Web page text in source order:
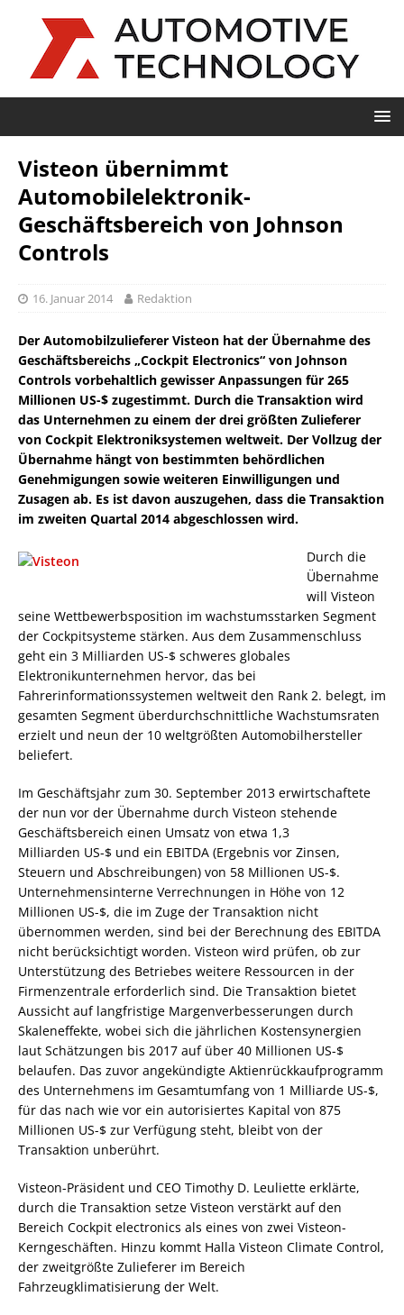
Visteon übernimmt
Automobilelektronik-
Geschäftsbereich von Johnson
Controls
16. Januar 2014 Redaktion
Der Automobilzulieferer Visteon hat der Übernahme des
Geschäftsbereichs „Cockpit Electronics“ von Johnson
Controls vorbehaltlich gewisser Anpassungen für 265
Millionen US-$ zugestimmt. Durch die Transaktion wird
das Unternehmen zu einem der drei größten Zulieferer
von Cockpit Elektroniksystemen weltweit. Der Vollzug der
Übernahme hängt von bestimmten behördlichen
Genehmigungen sowie weiteren Einwilligungen und
Zusagen ab. Es ist davon auszugehen, dass die Transaktion
im zweiten Quartal 2014 abgeschlossen wird.
Durch die
Übernahme
will Visteon
seine Wettbewerbsposition im wachstumsstarken Segment
der Cockpitsysteme stärken. Aus dem Zusammenschluss
geht ein 3 Milliarden US-$ schweres globales
Elektronikunternehmen hervor, das bei
Fahrerinformationssystemen weltweit den Rank 2. belegt, im
gesamten Segment überdurchschnittliche Wachstumsraten
erzielt und neun der 10 weltgrößten Automobilhersteller
beliefert.
Im Geschäftsjahr zum 30. September 2013 erwirtschaftete
der nun vor der Übernahme durch Visteon stehende
Geschäftsbereich einen Umsatz von etwa 1,3
Milliarden US-$ und ein EBITDA (Ergebnis vor Zinsen,
Steuern und Abschreibungen) von 58 Millionen US-$.
Unternehmensinterne Verrechnungen in Höhe von 12
Millionen US-$, die im Zuge der Transaktion nicht
übernommen werden, sind bei der Berechnung des EBITDA
nicht berücksichtigt worden. Visteon wird prüfen, ob zur
Unterstützung des Betriebes weitere Ressourcen in der
Firmenzentrale erforderlich sind. Die Transaktion bietet
Aussicht auf langfristige Margenverbesserungen durch
Skaleneffekte, wobei sich die jährlichen Kostensynergien
laut Schätzungen bis 2017 auf über 40 Millionen US-$
belaufen. Das zuvor angekündigte Aktienrückkaufprogramm
des Unternehmens im Gesamtumfang von 1 Milliarde US-$,
für das nach wie vor ein autorisiertes Kapital von 875
Millionen US-$ zur Verfügung steht, bleibt von der
Transaktion unberührt.
Visteon-Präsident und CEO Timothy D. Leuliette erklärte,
durch die Transaktion setze Visteon verstärkt auf den
Bereich Cockpit electronics als eines von zwei Visteon-
Kerngeschäften. Hinzu kommt Halla Visteon Climate Control,
der zweitgrößte Zulieferer im Bereich
Fahrzeugklimatisierung der Welt.